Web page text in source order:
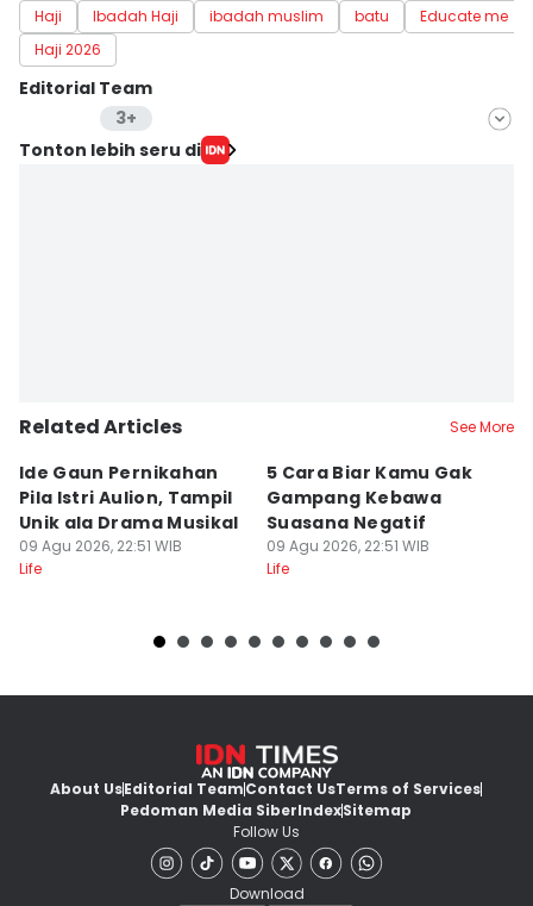
Haji Ibadah Haji ibadah muslim batu
Educate me
Haji 2026
Editorial Team
3+
Editor
Editor
Tonton lebih seru di
Related Articles See More
Ide Gaun Pernikahan
Pila Istri Aulion, Tampil
Unik ala Drama Musikal
09 Agu 2026, 22:51 WIB
Life
5 Cara Biar Kamu Gak
Gampang Kebawa
Suasana Negatif
09 Agu 2026, 22:51 WIB
Life
About UsEditorial TeamContact UsTerms of Services
Pedoman Media SiberIndexSitemap
Follow Us
Download